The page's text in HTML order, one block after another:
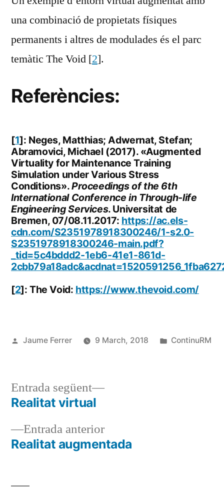
una combinació de propietats físiques
permanents i altres de modulades és el parc
temàtic The Void [2].
Referències:
[1]: Neges, Matthias; Adwernat, Stefan;
Abramovici, Michael (2017). «Augmented
Virtuality for Maintenance Training
Simulation under Various Stress
Conditions».Proceedings of the 6th
International Conference in Through-life
Engineering Services. Universitat de
Bremen, 07/08.11.2017: https://ac.els-
cdn.com/S2351978918300246/1-s2.0-
S2351978918300246-main.pdf?
_tid=5c4bddd2-1eb6-41e1-861d-
[2]: The Void: https://www.thevoid.com/
Publicat
Jaume Ferrer 9 March, 2018
Publicat
ContinuRM
Navegació
d'entrades
Entrada anteriorEntrada
anterior:
Realitat augmentada
Entrada següent
Entrada
Realitat virtual